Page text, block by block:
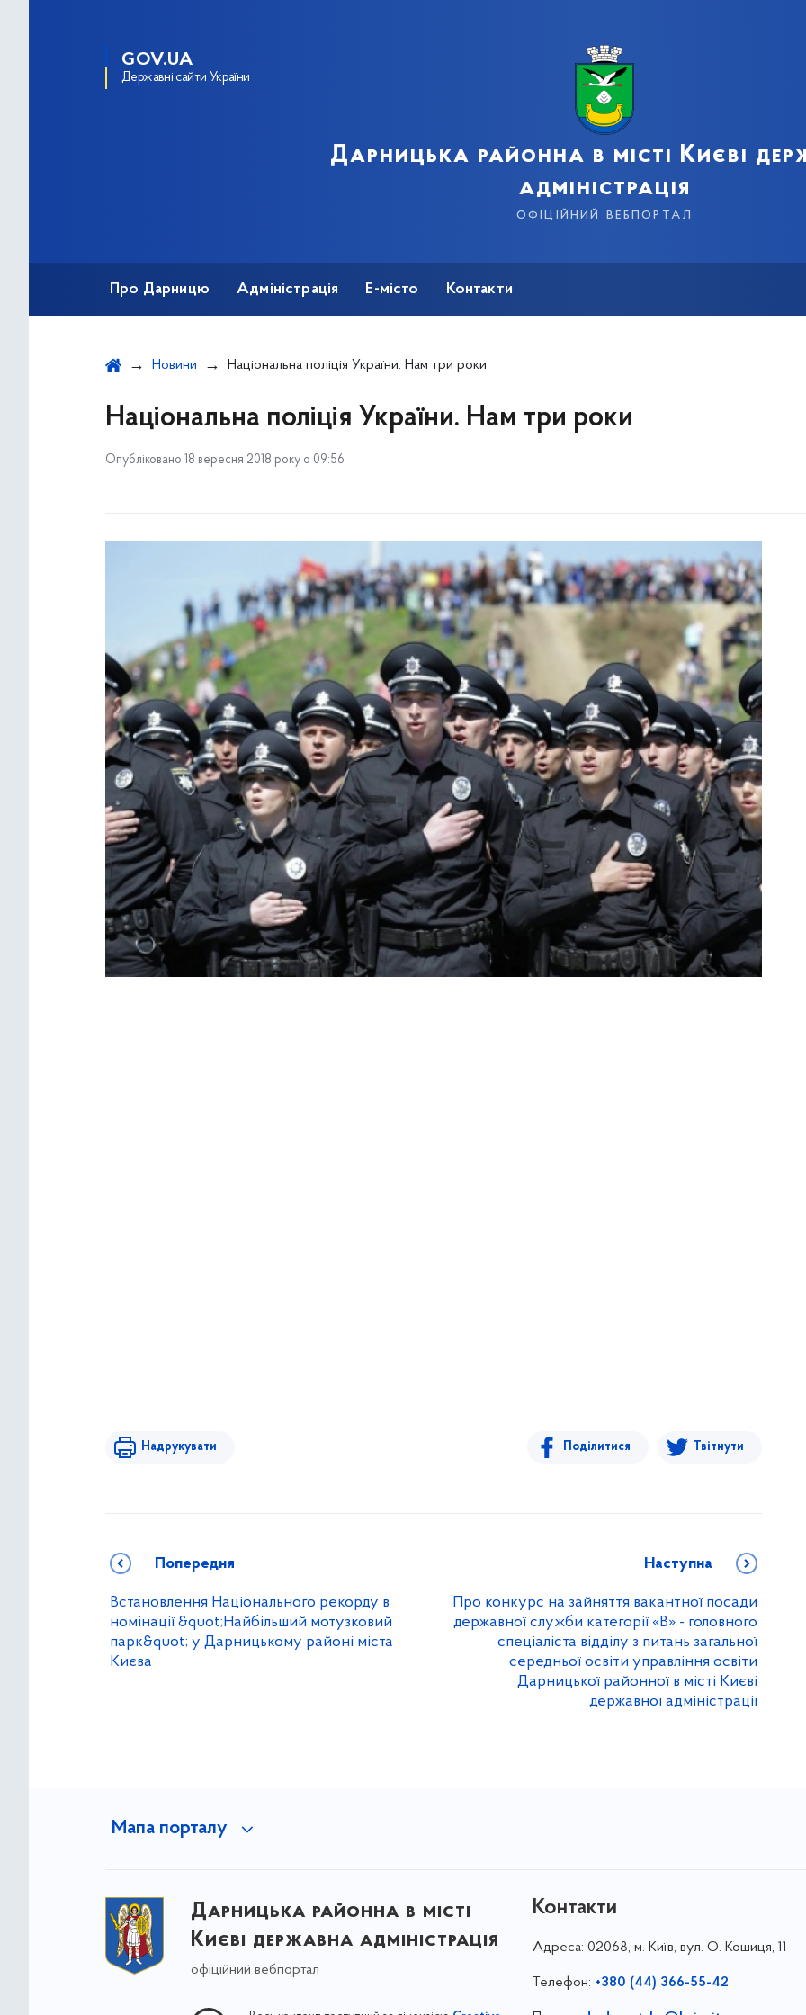
GOV.UA
Державні сайти України
Дарницька районна в місті Києві
адміністрація
офіційний вебпортал
Про Дарницю Адміністрація Е-місто Контакти
Новини Національна поліція України. Нам три роки
Національна поліція України. Нам три роки
Опубліковано 18 вересня 2018 року о 09:56
Надрукувати Поділитися Твітнути
Попередня
Встановлення Національного рекорду в
номінації &quot;Найбільший мотузковий
парк&quot; у Дарницькому районі міста
Києва
Наступна
Про конкурс на зайняття вакантної посади
державної служби категорії «В» - головного
спеціаліста відділу з питань загальної
середньої освіти управління освіти
Дарницької районної в місті Києві
державної адміністрації
Мапа порталу
Дарницька районна в місті
Києві державна адміністрація
офіційний вебпортал
Контакти
Адреса: 02068, м. Київ, вул. О. Кошиця, 11
Телефон: +380 (44) 366-55-42